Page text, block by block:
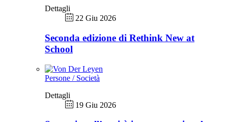
Dettagli
22 Giu 2026
Seconda edizione di Rethink New at
School
Persone / Società
Dettagli
19 Giu 2026